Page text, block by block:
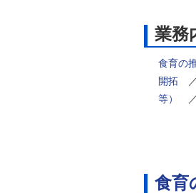
業務
食育の
開拓
等）
食育